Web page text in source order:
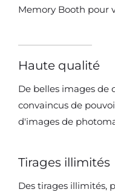
Memory Booth pour
Haute qualité
De belles images de
convaincus de
d'images de
Tirages illimités
Des tirages illimités,